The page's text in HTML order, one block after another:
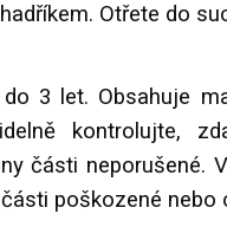
Otřete do
3 let. Obsahuje
kontrolujte,
části neporušené.
poškozené nebo